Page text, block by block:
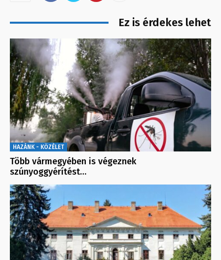
Ez is érdekes lehet
HAZÁNK - KÖZÉLET
Több vármegyében is végeznek
szúnyoggyérítést…